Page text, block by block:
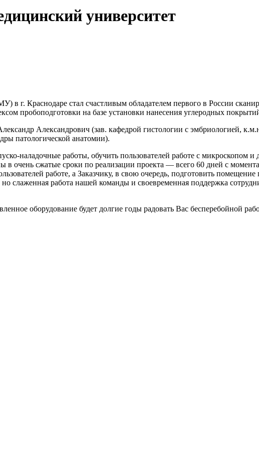
университет
в г. Краснодаре стал счастливым обладателем первого в России
пробоподготовки на базе установки нанесения углеродных
Александрович (зав. кафедрой гистологии с эмбриологией,
патологической анатомии).
наладочные работы, обучить пользователей работе с
очень сжатые сроки по реализации проекта — всего 60 дней с
работе, а Заказчику, в свою очередь, подготовить
слаженная работа нашей команды и своевременная поддержка
оборудование будет долгие годы радовать Вас бесперебойной